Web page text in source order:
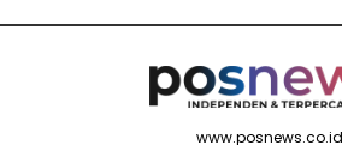
www.posnews.co.id